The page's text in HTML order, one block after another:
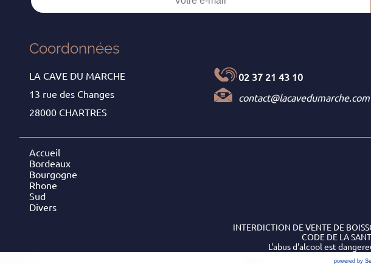
Coordonnées
LA CAVE DU MARCHE
13 rue des Changes
28000 CHARTRES
02 37 21 43 10
contact@lacavedumarche.com
Accueil
Bordeaux
Bourgogne
Rhone
Sud
Divers
INTERDICTION DE VENTE DE
CODE DE LA
L'abus d'alcool est
powered by